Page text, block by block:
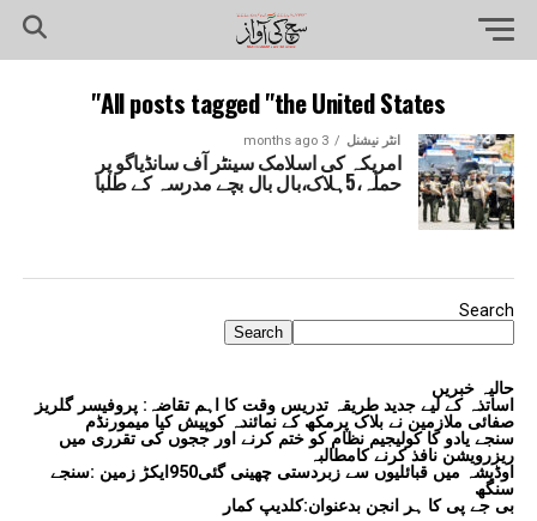
All posts tagged "the United States"
انٹر نیشنل 3 months ago
امریکہ کی اسلامک سینٹر آف سانڈیاگو پر
حملہ،5ہلاک،بال بال بچے مدرسہ کے طلبا
Search
Search
حالیہ خبریں
اساتذہ کے لیے جدید طریقہ تدریس وقت کا اہم تقاضہ: پروفیسر گلریز
صفائی ملازمین نے بلاک پرمکھ کے نمائندہ کوپیش کیا میمورنڈم
سنجے یادو کا کولیجیم نظام کو ختم کرنے اور ججوں کی تقرری میں
ریزرویشن نافذ کرنے کامطالبہ
اوڈیشہ میں قبائلیوں سے زبردستی چھینی گئی950ایکڑ زمین :سنجے
سنگھ
بی جے پی کا ہر انجن بدعنوان:کلدیپ کمار